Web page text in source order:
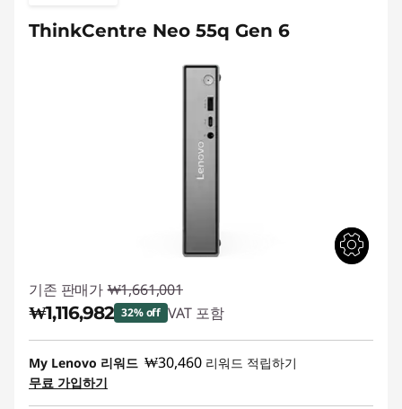
ThinkCentre Neo 55q Gen 6
기존 판매가 ₩1,661,001
₩1,116,982 32% off VAT 포함
즉시 할인: :-₩544,019
My Lenovo 리워드 ₩30,460 리워드 적립하기
무료 가입하기